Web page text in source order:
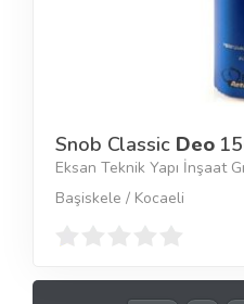
Snob Classic Deo
Eksan Teknik Yapı İnşaat
Başiskele / Kocaeli